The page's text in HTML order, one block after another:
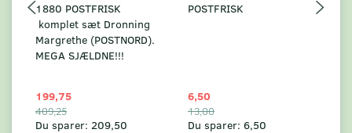
1880 POSTFRISK
komplet sæt Dronning
Margrethe (POSTNORD).
MEGA SJÆLDNE!!!
199,75
409,25
Du sparer: 209,50
POSTFRISK
6,50
13,00
Du sparer: 6,50